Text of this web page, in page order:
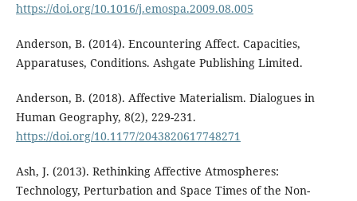
https://doi.org/10.1016/j.emospa.2009.08.005
Anderson, B. (2014). Encountering Affect. Capacities,
Apparatuses, Conditions. Ashgate Publishing Limited.
Anderson, B. (2018). Affective Materialism. Dialogues in
Human Geography, 8(2), 229-231.
https://doi.org/10.1177/2043820617748271
Ash, J. (2013). Rethinking Affective Atmospheres:
Technology, Perturbation and Space Times of the Non-